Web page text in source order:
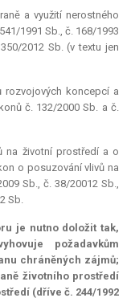
a využití nerostného
1991 Sb., č. 168/1993
2012 Sb. (v textu jen
rozvojových koncepcí a
č. 132/2000 Sb. a č.
na životní prostředí a o
o posuzování vlivů na
Sb., č. 38/20012 Sb.,
Sb.
je nutno doložit tak,
požadavkům
chráněných zájmů;
životního prostředí
(dříve č. 244/1992